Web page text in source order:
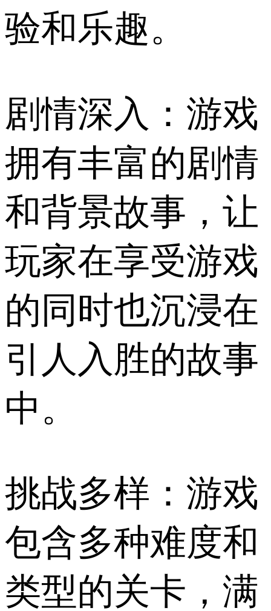
验和乐趣。
剧情深入：游戏
拥有丰富的剧情
和背景故事，让
玩家在享受游戏
的同时也沉浸在
引人入胜的故事
中。
挑战多样：游戏
包含多种难度和
类型的关卡，满